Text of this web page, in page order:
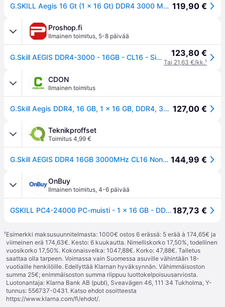
G.SKILL Aegis 16 Gt (1 x 16 Gt) DDR4 3000 MHz, CL18 -muisti (XMP) 119,90 €
Proshop.fi
Ilmainen toimitus, 5-8 päivää
G.Skill AEGIS DDR4-3000 - 16GB - CL16 - Single Channel (1 pcs) - Intel XMP - Musta 123,80 €
Tai 21,63 €/kk.¹
CDON
Ilmainen toimitus
G.Skill Aegis DDR4, 16 GB, 1 x 16 GB, DDR4, 3000 MHz, 288-pin DIMM 127,00 €
Teknikproffset
Toimitus 4,99 €
G.Skill AEGIS DDR4 16GB 3000MHz CL16 Non-ECC 144,99 €
OnBuy
Ilmainen toimitus, 4-6 päivää
GSKILL PC4-24000 PC-muisti - 1 x 16 GB - DDR4 - 3000 Mhz - CL16-18-18-38 - 1,35 V187,73 €
¹Esimerkki maksusuunnitelmasta: 1000€ ostos 6 erässä: 5 erää à 174,65€ ja
viimeinen erä 174,63€. Kesto: 6 kuukautta. Nimelliskorko 17,50%, todellinen
vuosikorko 17,50%. Kokonaisvelka: 1047,88€. Korko: 47,88€. Talletus
saattaa olla tarpeen. Voimassa vain Suomessa asuville vähintään 18-
vuotiaille henkilöille. Edellyttää Klarnan hyväksynnän. Vähimmäisoston
summa 25€; enimmäisoston summa riippuu luottokelpoisuusarviosta.
Luotonantaja: Klarna Bank AB (publ), Sveavägen 46, 111 34 Tukholma, Y-
tunnus: 556737-0431. Katso ehdot osoitteesta
https://www.klarna.com/fi/ehdot/.